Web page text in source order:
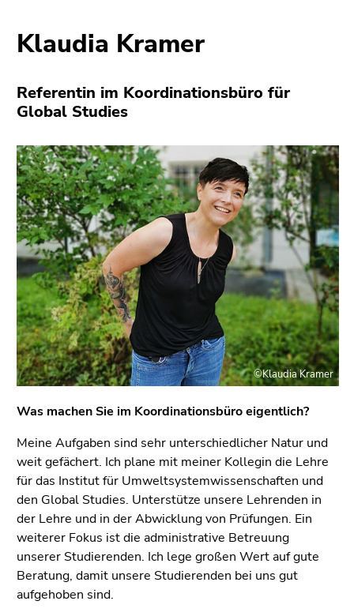
Klaudia Kramer
Referentin im Koordinationsbüro für
Global Studies
Was machen Sie im Koordinationsbüro eigentlich?
Meine Aufgaben sind sehr unterschiedlicher Natur und
weit gefächert. Ich plane mit meiner Kollegin die Lehre
für das Institut für Umweltsystemwissenschaften und
den Global Studies. Unterstütze unsere Lehrenden in
der Lehre und in der Abwicklung von Prüfungen. Ein
weiterer Fokus ist die administrative Betreuung
unserer Studierenden. Ich lege großen Wert auf gute
Beratung, damit unsere Studierenden bei uns gut
aufgehoben sind.
©Klaudia Kramer